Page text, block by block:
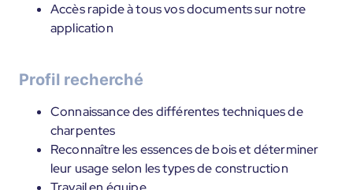
Accès rapide à tous vos documents sur notre
application
Profil recherché
Connaissance des différentes techniques de
charpentes
Reconnaître les essences de bois et déterminer
leur usage selon les types de construction